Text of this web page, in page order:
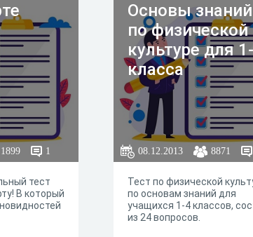
1899 1
тест
В который
Основы знаний
по физической
культуре для
класса
08.12.2013 8871
Тест по физической
по основам знаний для
учащихся 1-4 классов,
из 24 вопросов.